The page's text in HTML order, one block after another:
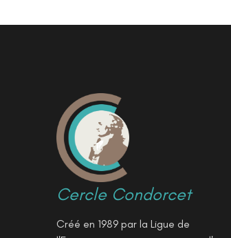
Cercle Condorcet
Créé en 1989 par la Ligue de